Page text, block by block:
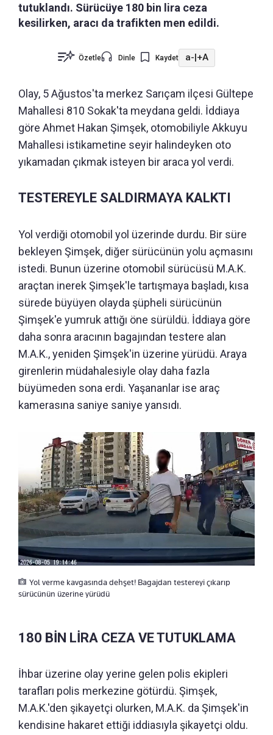
tutuklandı. Sürücüye 180 bin lira ceza
kesilirken, aracı da trafikten men edildi.
Özetle Dinle Kaydet a-|+A
Olay, 5 Ağustos'ta merkez Sarıçam ilçesi Gültepe
Mahallesi 810 Sokak'ta meydana geldi. İddiaya
göre Ahmet Hakan Şimşek, otomobiliyle Akkuyu
Mahallesi istikametine seyir halindeyken oto
yıkamadan çıkmak isteyen bir araca yol verdi.
TESTEREYLE SALDIRMAYA KALKTI
Yol verdiği otomobil yol üzerinde durdu. Bir süre
bekleyen Şimşek, diğer sürücünün yolu açmasını
istedi. Bunun üzerine otomobil sürücüsü M.A.K.
araçtan inerek Şimşek'le tartışmaya başladı, kısa
sürede büyüyen olayda şüpheli sürücünün
Şimşek'e yumruk attığı öne sürüldü. İddiaya göre
daha sonra aracının bagajından testere alan
M.A.K., yeniden Şimşek'in üzerine yürüdü. Araya
girenlerin müdahalesiyle olay daha fazla
büyümeden sona erdi. Yaşananlar ise araç
kamerasına saniye saniye yansıdı.
Yol verme kavgasında dehşet! Bagajdan testereyi çıkarıp
sürücünün üzerine yürüdü
180 BİN LİRA CEZA VE TUTUKLAMA
İhbar üzerine olay yerine gelen polis ekipleri
tarafları polis merkezine götürdü. Şimşek,
M.A.K.'den şikayetçi olurken, M.A.K. da Şimşek'in
kendisine hakaret ettiği iddiasıyla şikayetçi oldu.